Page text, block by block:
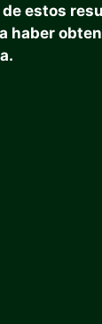
estos
haber